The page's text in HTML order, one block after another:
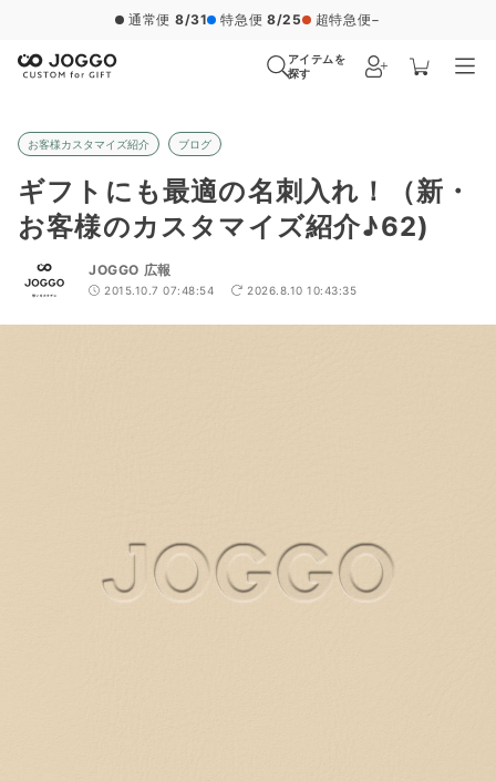
通常便 8/31 特急便 8/25 超特急便−
アイテムを
探す
お客様カスタマイズ紹介 ブログ
ギフトにも最適の名刺入れ！（新・
お客様のカスタマイズ紹介♪62)
JOGGO 広報
2015.10.7 07:48:54 2026.8.10 10:43:35